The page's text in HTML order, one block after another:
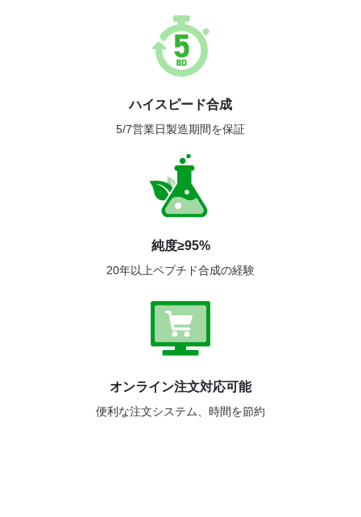
ハイスピード合成
5/7営業日製造期間を保証
純度≥95%
20年以上ペプチド合成の経験
オンライン注文対応可能
便利な注文システム、時間を節約